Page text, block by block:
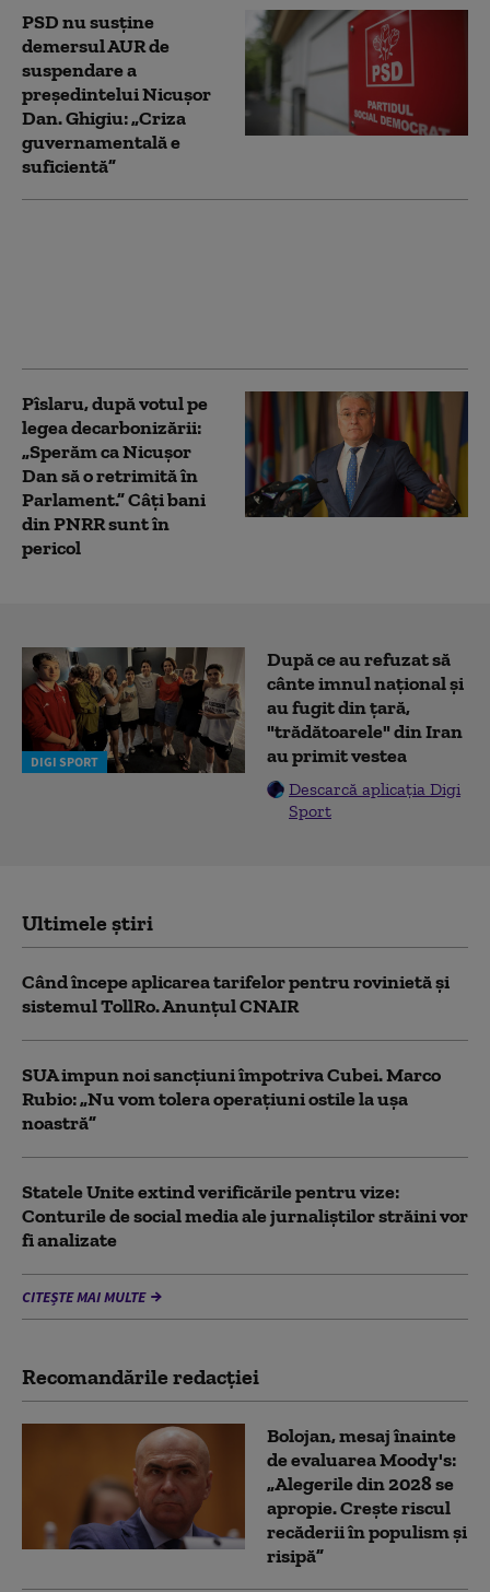
PSD nu susține
demersul AUR de
suspendare a
președintelui Nicușor
Dan. Ghigiu: „Criza
guvernamentală e
suficientă”
Pîslaru, după votul pe
legea decarbonizării:
„Sperăm ca Nicușor
Dan să o retrimită în
Parlament.” Câți bani
din PNRR sunt în
pericol
DIGI SPORT
După ce au refuzat să
cânte imnul naţional şi
au fugit din ţară,
"trădătoarele" din Iran
au primit vestea
Descarcă aplicația Digi
Sport
Ultimele știri
Când începe aplicarea tarifelor pentru rovinietă şi
sistemul TollRo. Anunțul CNAIR
SUA impun noi sancţiuni împotriva Cubei. Marco
Rubio: „Nu vom tolera operaţiuni ostile la uşa
noastră”
Statele Unite extind verificările pentru vize:
Conturile de social media ale jurnaliștilor străini vor
fi analizate
CITEȘTE MAI MULTE
Recomandările redacţiei
Bolojan, mesaj înainte
de evaluarea Moody's:
„Alegerile din 2028 se
apropie. Crește riscul
recăderii în populism și
risipă”